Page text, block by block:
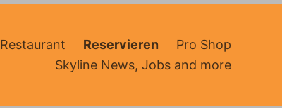
Restaurant Reservieren
Pro Shop
Skyline News, Jobs and more